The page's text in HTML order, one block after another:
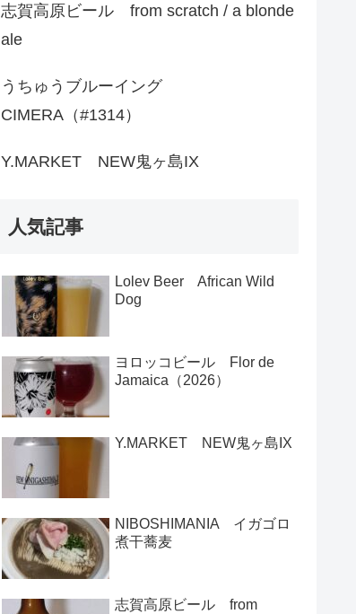
志賀高原ビール from scratch / a blonde
ale
うちゅうブルーイング
CIMERA（#1314）
Y.MARKET NEW鬼ヶ島IX
人気記事
Lolev Beer African Wild
Dog
ヨロッコビール Flor de
Jamaica（2026）
Y.MARKET NEW鬼ヶ島IX
NIBOSHIMANIA イガゴロ
煮干蕎麦
志賀高原ビール from